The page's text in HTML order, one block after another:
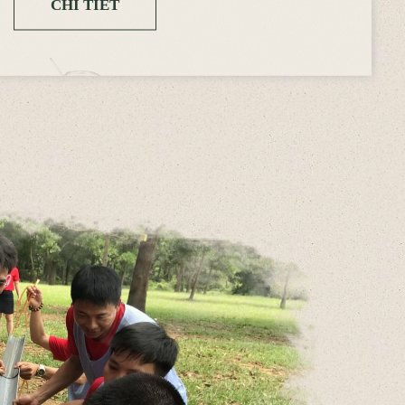
CHI TIẾT